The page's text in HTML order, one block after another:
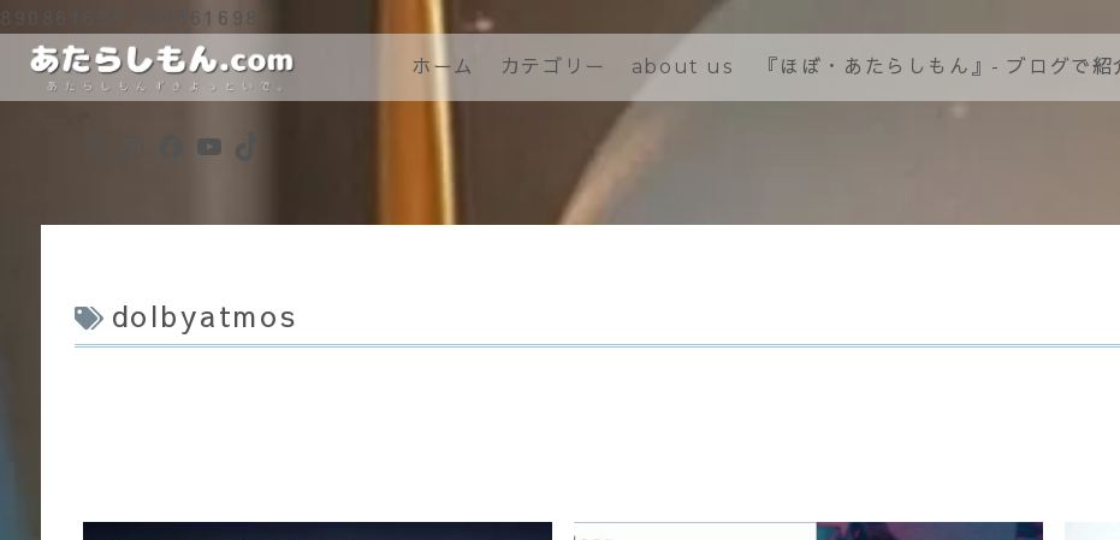
890861698 890861698
ホーム カテゴリー about us 『ほぼ・あたらしもん』- ブログで
Instagram
Facebook
dolbyatmos